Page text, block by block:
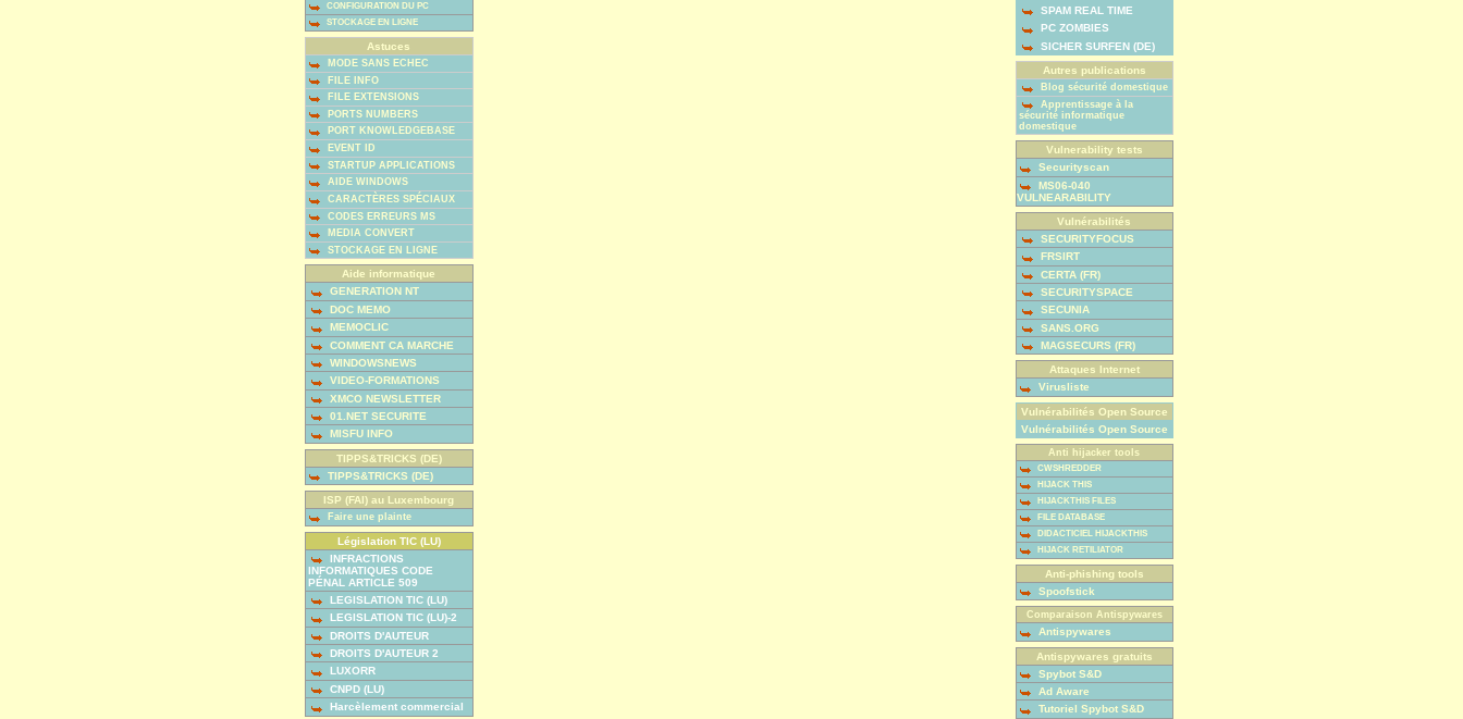
CONFIGURATION DU PC
STOCKAGE EN LIGNE
Astuces
MODE SANS ECHEC
FILE INFO
FILE EXTENSIONS
PORTS NUMBERS
PORT KNOWLEDGEBASE
EVENT ID
STARTUP APPLICATIONS
AIDE WINDOWS
CARACTÈRES SPÉCIAUX
CODES ERREURS MS
MEDIA CONVERT
STOCKAGE EN LIGNE
Aide informatique
GENERATION NT
DOC MEMO
MEMOCLIC
COMMENT CA MARCHE
WINDOWSNEWS
VIDEO-FORMATIONS
XMCO NEWSLETTER
01.NET SECURITE
MISFU INFO
TIPPS&TRICKS (DE)
TIPPS&TRICKS (DE)
ISP (FAI) au Luxembourg
Faire une plainte
Législation TIC (LU)
INFRACTIONS
INFORMATIQUES CODE
PÉNAL ARTICLE 509
LEGISLATION TIC (LU)
LEGISLATION TIC (LU)-2
DROITS D'AUTEUR
DROITS D'AUTEUR 2
LUXORR
CNPD (LU)
Harcèlement commercial
SPAM REAL TIME
PC ZOMBIES
SICHER SURFEN (DE)
Autres publications
Blog sécurité domestique
Apprentissage à la
sécurité informatique
domestique
Vulnerability tests
Securityscan
MS06-040
VULNEARABILITY
Vulnérabilités
SECURITYFOCUS
FRSIRT
CERTA (FR)
SECURITYSPACE
SECUNIA
SANS.ORG
MAGSECURS (FR)
Attaques Internet
Virusliste
Vulnérabilités Open Source
Vulnérabilités Open Source
Anti hijacker tools
CWSHREDDER
HIJACK THIS
HIJACKTHIS FILES
FILE DATABASE
DIDACTICIEL HIJACKTHIS
HIJACK RETILIATOR
Anti-phishing tools
Spoofstick
Comparaison Antispywares
Antispywares
Antispywares gratuits
Spybot S&D
Ad Aware
Tutoriel Spybot S&D